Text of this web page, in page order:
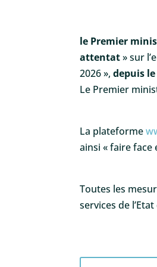
le Premier
attentat» sur
2026 »,depuis
Le Premier
La plateforme
ainsi « faire face
Toutes les
services de l’Etat